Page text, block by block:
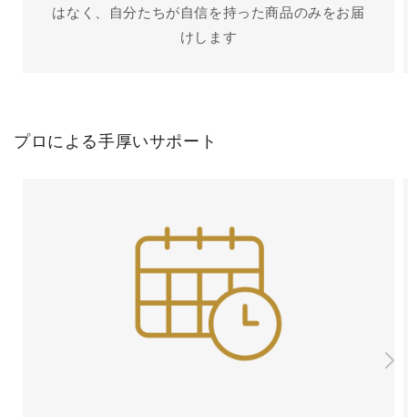
はなく、自分たちが自信を持った商品のみをお届
けします
プロによる手厚いサポート